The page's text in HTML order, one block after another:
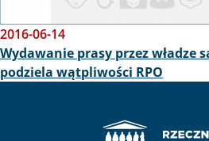
2016-06-14
Wydawanie prasy przez władze
podziela wątpliwości RPO